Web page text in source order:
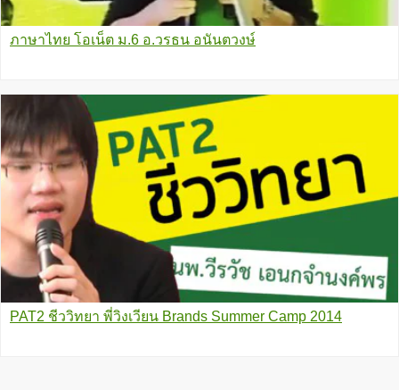
ภาษาไทย โอเน็ต ม.6 อ.วรธน อนันตวงษ์
PAT2 ชีววิทยา พี่วิงเวียน Brands Summer Camp 2014